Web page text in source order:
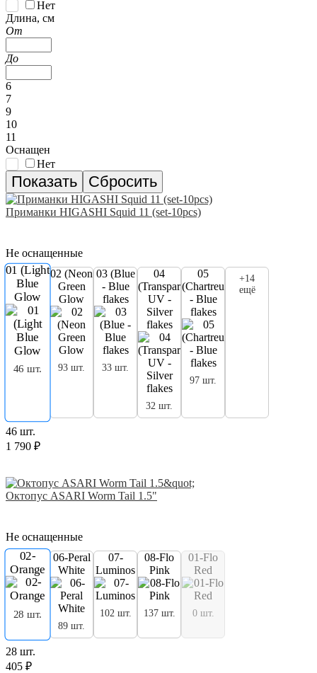
Нет
Длина, см
От
До
6
7
9
10
11
Оснащен
Нет
Приманки HIGASHI Squid 11 (set-10pcs)
Не оснащенные
01 (Light
Blue
Glow
46 шт.
02 (Neon
Green
Glow
93 шт.
03 (Blue
- Blue
flakes
33 шт.
04
(Transparent
UV -
Silver
flakes
32 шт.
05
(Chartreuse
- Blue
flakes
97 шт.
+14
ещё
46 шт.
1 790 ₽
Октопус ASARI Worm Tail 1.5"
Не оснащенные
02-
Orange
28 шт.
06-Peral
White
89 шт.
07-
Luminos
102 шт.
08-Flo
Pink
137 шт.
01-Flo
Red
0 шт.
28 шт.
405 ₽